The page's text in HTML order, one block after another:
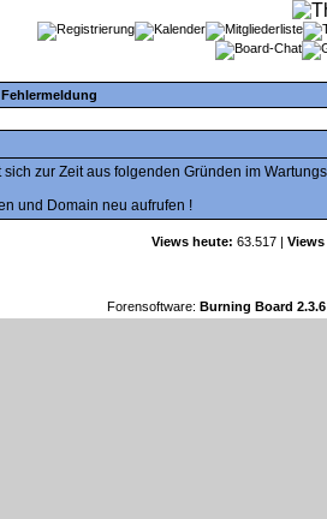
Fehlermeldung
sich zur Zeit aus folgenden Gründen im
und Domain neu aufrufen !
Views heute: 63.517 |
Forensoftware: Burning Board 2.3.6